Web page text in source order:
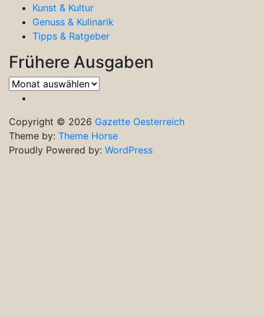
Kunst & Kultur
Genuss & Kulinarik
Tipps & Ratgeber
Frühere Ausgaben
Frühere
Ausgaben
Copyright © 2026 Gazette Oesterreich
Theme by: Theme Horse
Proudly Powered by: WordPress